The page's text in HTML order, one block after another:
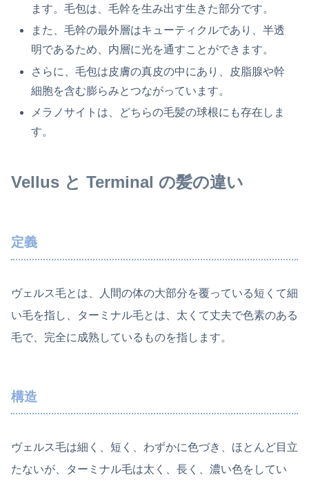
ます。毛包は、毛幹を生み出す生きた部分です。
また、毛幹の最外層はキューティクルであり、半透
明であるため、内層に光を通すことができます。
さらに、毛包は皮膚の真皮の中にあり、皮脂腺や幹
細胞を含む膨らみとつながっています。
メラノサイトは、どちらの毛髪の球根にも存在しま
す。
Vellus と Terminal の髪の違い
定義
ヴェルス毛とは、人間の体の大部分を覆っている短くて細
い毛を指し、ターミナル毛とは、太くて丈夫で色素のある
毛で、完全に成熟しているものを指します。
構造
ヴェルス毛は細く、短く、わずかに色づき、ほとんど目立
たないが、ターミナル毛は太く、長く、濃い色をしてい